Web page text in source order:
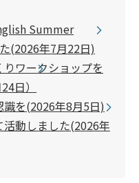
Summer
(2026年7月22日)
ワークショップを
日）
を(2026年8月5日)
動しました(2026年